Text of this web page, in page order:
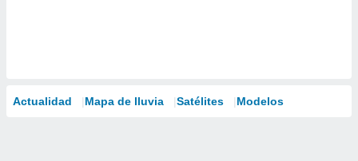
Actualidad Mapa de lluvia Satélites Modelos